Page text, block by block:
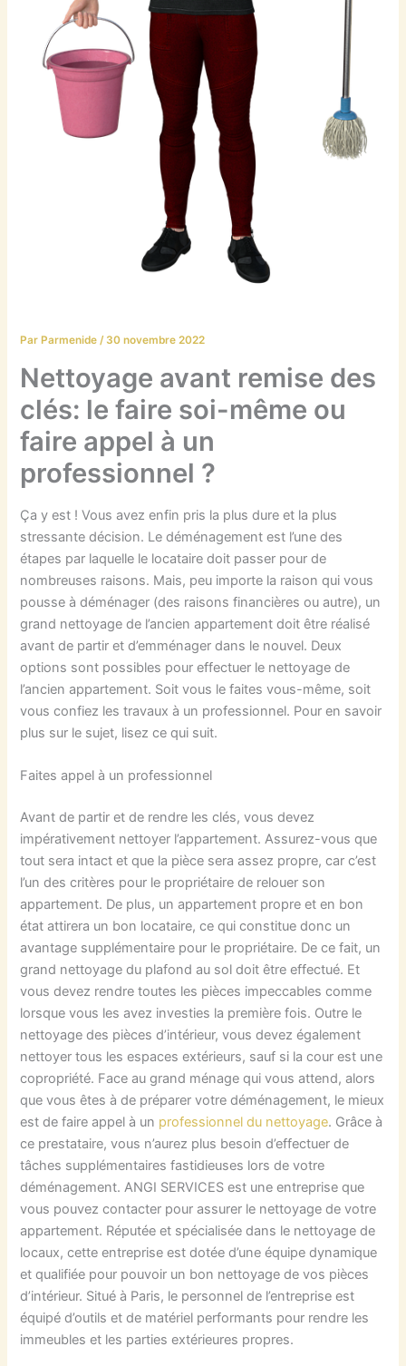
ParParmenide / 30 novembre 2022
Nettoyage avant remise des
clés: le faire soi-même ou
faire appel à un
professionnel ?
Ça y est ! Vous avez enfin pris la plus dure et la plus
stressante décision. Le déménagement est l’une des
étapes par laquelle le locataire doit passer pour de
nombreuses raisons. Mais, peu importe la raison qui vous
pousse à déménager (des raisons financières ou autre), un
grand nettoyage de l’ancien appartement doit être réalisé
avant de partir et d’emménager dans le nouvel. Deux
options sont possibles pour effectuer le nettoyage de
l’ancien appartement. Soit vous le faites vous-même, soit
vous confiez les travaux à un professionnel. Pour en savoir
plus sur le sujet, lisez ce qui suit.
Faites appel à un professionnel
Avant de partir et de rendre les clés, vous devez
impérativement nettoyer l’appartement. Assurez-vous que
tout sera intact et que la pièce sera assez propre, car c’est
l’un des critères pour le propriétaire de relouer son
appartement. De plus, un appartement propre et en bon
état attirera un bon locataire, ce qui constitue donc un
avantage supplémentaire pour le propriétaire. De ce fait, un
grand nettoyage du plafond au sol doit être effectué. Et
vous devez rendre toutes les pièces impeccables comme
lorsque vous les avez investies la première fois. Outre le
nettoyage des pièces d’intérieur, vous devez également
nettoyer tous les espaces extérieurs, sauf si la cour est une
copropriété. Face au grand ménage qui vous attend, alors
que vous êtes à de préparer votre déménagement, le mieux
est de faire appel à un professionneldu nettoyage. Grâce à
ce prestataire, vous n’aurez plus besoin d’effectuer de
tâches supplémentaires fastidieuses lors de votre
déménagement. ANGI SERVICES est une entreprise que
vous pouvez contacter pour assurer le nettoyage de votre
appartement. Réputée et spécialisée dans le nettoyage de
locaux, cette entreprise est dotée d’une équipe dynamique
et qualifiée pour pouvoir un bon nettoyage de vos pièces
d’intérieur. Situé à Paris, le personnel de l’entreprise est
équipé d’outils et de matériel performants pour rendre les
immeubles et les parties extérieures propres.